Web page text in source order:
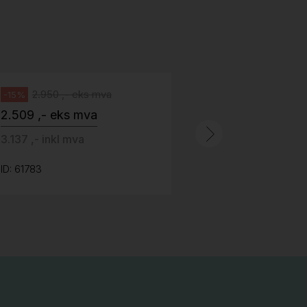
-15%
2.509 ,- eks mva
ID: 61783